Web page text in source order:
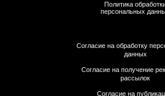
Политика
персональных
Согласие на обработку
данных
Согласие на
Согласие на получение
рассылок